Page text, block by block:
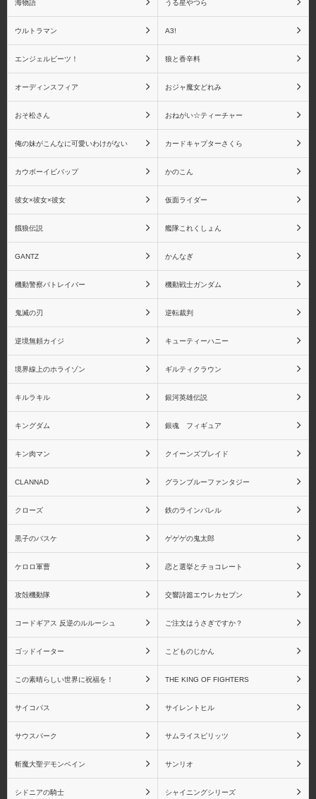
悲鳴嶼 行冥
猗窩座
鬼滅の刃 バンプレスト
シリーズ
鬼滅の刃 Figuarts mini シ
鬼滅の刃 フィギュアー
ツZERO シリーズ
虎杖悠仁 伏黒恵
五条悟
(一番くじ)
魔法少女まどか☆マギ
カ RAHシリーズ
魔法少女まどか☆マギカ
Figuarts miniシリーズ
シャイニングシリーズ シャイニング・アーク
シャイニングウィンド
シャイニング・ティアー
ズ
海物語 うる星やつら
ウルトラマン A3!
エンジェルビーツ！ 狼と香辛料
オーディンスフィア おジャ魔女どれみ
おそ松さん おねがい☆ティーチャー
俺の妹がこんなに可愛いわけがない カードキャプターさくら
カウボーイビバップ かのこん
彼女×彼女×彼女 仮面ライダー
餓狼伝説 艦隊これくしょん
GANTZ かんなぎ
機動警察パトレイバー 機動戦士ガンダム
鬼滅の刃 逆転裁判
逆境無頼カイジ キューティーハニー
境界線上のホライゾン ギルティクラウン
キルラキル 銀河英雄伝説
キングダム 銀魂 フィギュア
キン肉マン クイーンズブレイド
CLANNAD グランブルーファンタジー
クローズ 鉄のラインバレル
黒子のバスケ ゲゲゲの鬼太郎
ケロロ軍曹 恋と選挙とチョコレート
攻殻機動隊 交響詩篇エウレカセブン
コードギアス 反逆のルルーシュ ご注文はうさぎですか？
ゴッドイーター こどものじかん
この素晴らしい世界に祝福を！ THE KING OF FIGHTERS
サイコパス サイレントヒル
サウスパーク サムライスピリッツ
斬魔大聖デモンベイン サンリオ
シドニアの騎士 シャイニングシリーズ